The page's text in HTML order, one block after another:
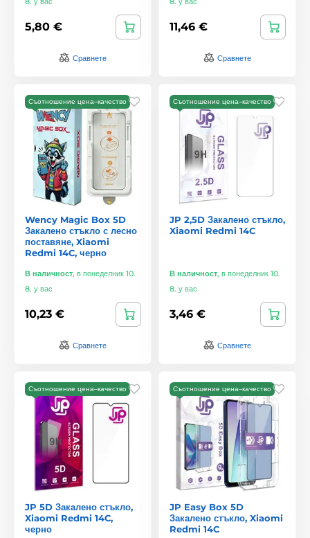
5,80 €
Сравнете
11,46 €
Сравнете
Съотношение цена–качество
Wency Magic Box 5D
Закалено стъкло с лесно
поставяне, Xiaomi
Redmi 14C, черно
В наличност, в понеделник 10.
8. у вас
10,23 €
Сравнете
Съотношение цена–качество
JP 2,5D Закалено стъкло,
Xiaomi Redmi 14C
В наличност, в понеделник 10.
8. у вас
3,46 €
Сравнете
Съотношение цена–качество
JP 5D Закалено стъкло,
Xiaomi Redmi 14C,
черно
Съотношение цена–качество
JP Easy Box 5D
Закалено стъкло, Xiaomi
Redmi 14C